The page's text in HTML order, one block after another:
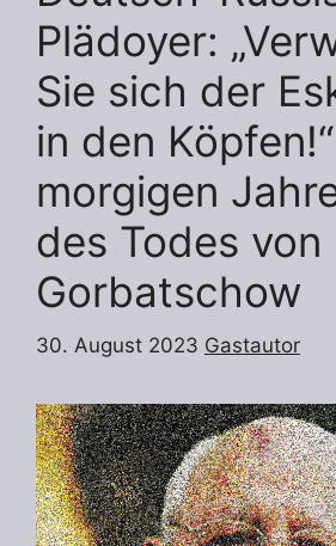
Plädoyer:
Sie sich der
in den
morgigen
des Todes von
Gorbatschow
30. August 2023 Gastautor